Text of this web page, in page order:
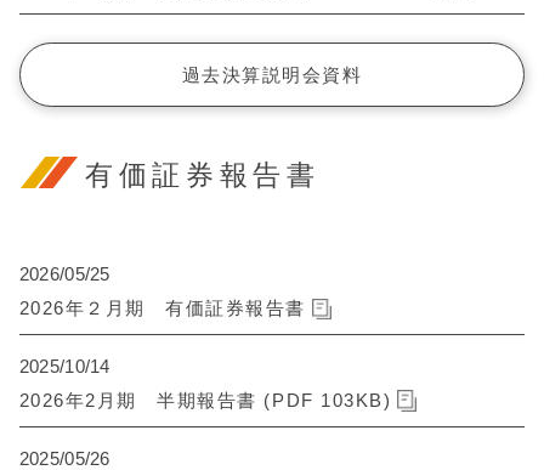
過去決算説明会資料
有価証券報告書
2026/05/25
2026年２月期 有価証券報告書
2025/10/14
2026年2月期 半期報告書 (PDF 103KB)
2025/05/26